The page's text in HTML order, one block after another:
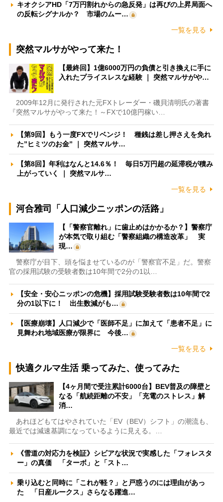
キオクシアHD「7万円割れからの急反発」は再びの上昇局面へ
の反転シグナルか？ 市場のムー…
一覧を見る
突然マルサがやって来た！
【最終回】1億6000万円の負債と引き換えに手に
入れたプライスレスな経験 ｜ 突然マルサがや…
2009年12月に発行された元FXトレーダー・磯貝清明氏の著書
『突然マルサがやって来た！～FXで10億円稼い…
【第9回】もう一度FXでリベンジ！ 種銭は差し押さえを免れ
た”ヒミツのお金” ｜ 突然マルサ…
【第8回】年利はなんと14.6％！ 毎日5万円超の延滞税が積み
上がっていく ｜ 突然マルサ…
一覧を見る
河合雅司「人口減少ニッポンの活路」
【「警察官離れ」に歯止めはかかるか？】警察庁
が本気で取り組む「警察組織の構造改革」 実
現…
警察庁が目下、頭を悩ませているのが「警察官不足」だ。警察
官の採用試験の受験者数は10年間で2分の1以…
【安全・安心ニッポンの危機】採用試験受験者数は10年間で2
分の1以下に！ 出生数減がも…
【医療崩壊】人口減少で「医師不足」に加えて「患者不足」に
見舞われ地域医療が限界に 今後…
一覧を見る
快適クルマ生活 乗ってみた、使ってみた
【4ヶ月間で受注累計6000台】BEV普及の障壁と
なる「航続距離の不安」「充電のストレス」解
消…
あれほどもてはやされていた「EV（BEV）シフト」の潮流も、
最近では減速基調になっているように見える。…
《雪道の対応力を検証》シビアな状況で実感した「フォレスタ
ー」の真価 「ターボ」と「スト…
乗り込むと同時に「これが軽？」と戸惑うのには理由があっ
た 「日産ルークス」さらなる躍進…